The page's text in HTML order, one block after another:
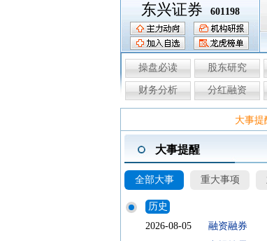
弘业股份
富临运业
东兴证券 601198
操盘必读 股东研究
财务分析 分红融资
大事提
大事提醒
全部大事 重大事项
历史
2026-08-05
融资融券